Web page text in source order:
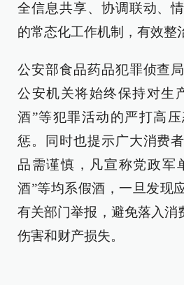
全信息共享、协调联动、
的常态化工作机制，有效整
公安部食品药品犯罪侦查
公安机关将始终保持对生
酒”等犯罪活动的严打高
惩。同时也提示广大消费
品需谨慎，凡宣称党政军
酒”等均系假酒，一旦发现
有关部门举报，避免落入消
伤害和财产损失。